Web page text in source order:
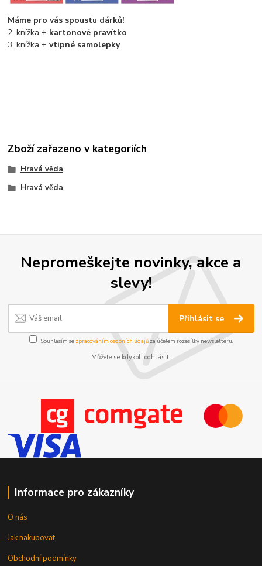
Máme pro vás spoustu dárků!
2. knížka + kartonové pravítko
3. knížka +vtipné samolepky
Zboží zařazeno v kategoriích
Hravá věda
Hravá věda
Nepromeškejte novinky, akce a
slevy!
Přihlásit se
Souhlasím se zpracováním osobních údajůza účelem rozesílky newsletteru.
Můžete se kdykoli odhlásit.
Informace pro zákazníky
O nás
Jak nakupovat
Obchodní podmínky